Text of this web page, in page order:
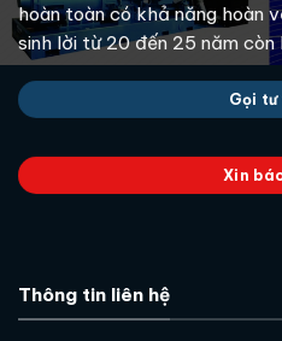
hoàn toàn có khả năng hoàn
sinh lời từ 20 đến 25 năm còn
Gọi tư
Xin
Thông tin liên hệ